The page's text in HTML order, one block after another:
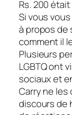
Rs. 200
Si vous
à propos de
comment il
Plusieurs
LGBTQ ont
sociaux et
Carry ne les
discours de